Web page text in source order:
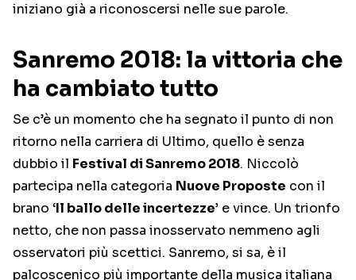
iniziano già a riconoscersi nelle sue parole.
Sanremo 2018: la vittoria che
ha cambiato tutto
Se c’è un momento che ha segnato il punto di non
ritorno nella carriera di Ultimo, quello è senza
dubbio il Festival di Sanremo 2018. Niccolò
partecipa nella categoria Nuove Proposte con il
brano ‘Il ballo delle incertezze’ e vince. Un trionfo
netto, che non passa inosservato nemmeno agli
osservatori più scettici. Sanremo, si sa, è il
palcoscenico più importante della musica italiana